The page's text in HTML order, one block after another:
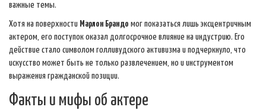
важные темы.
Хотя на поверхности Марлон Брандо мог показаться лишь эксцентричным
актером, его поступок оказал долгосрочное влияние на индустрию. Его
действие стало символом голливудского активизма и подчеркнуло, что
искусство может быть не только развлечением, но и инструментом
выражения гражданской позиции.
Факты и мифы об актере